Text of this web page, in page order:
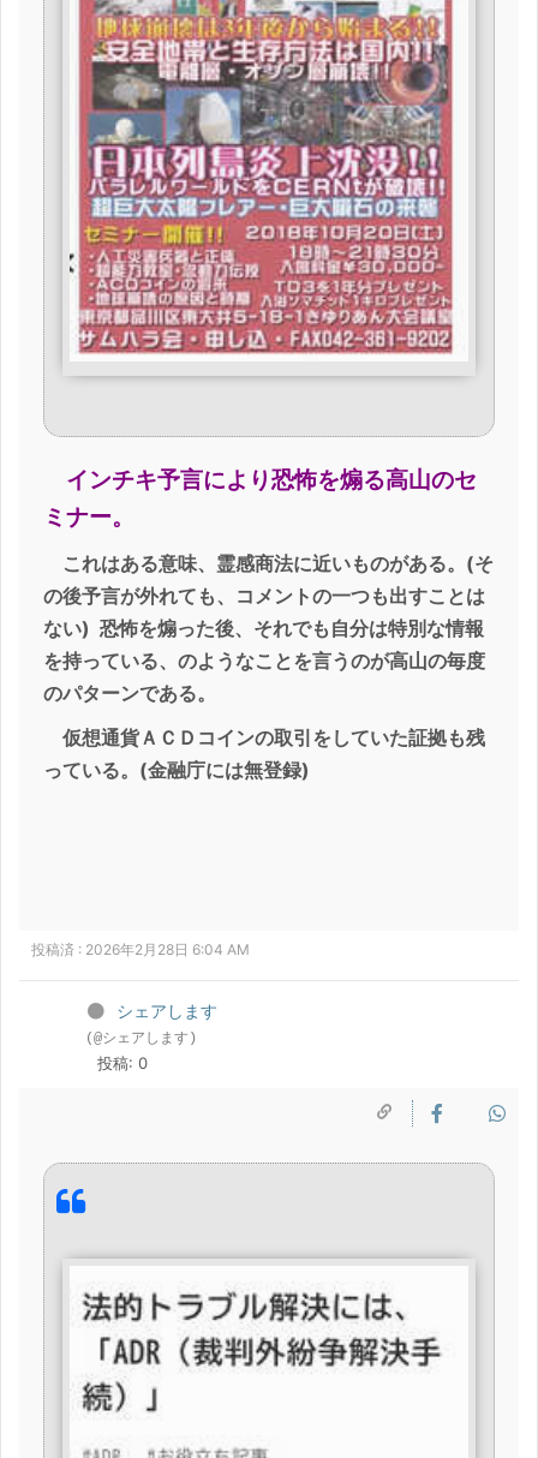
インチキ予言により恐怖を煽る高山のセ
ミナー。
これはある意味、霊感商法に近いものがある。(そ
の後予言が外れても、コメントの一つも出すことは
ない) 恐怖を煽った後、それでも自分は特別な情報
を持っている、のようなことを言うのが高山の毎度
のパターンである。
仮想通貨ＡＣＤコインの取引をしていた証拠も残
っている。(金融庁には無登録)
投稿済 : 2026年2月28日 6:04 AM
シェアします
(@シェアします)
投稿: 0